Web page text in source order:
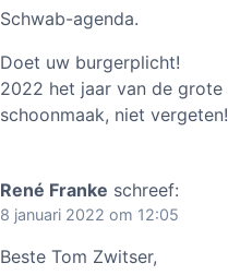
Schwab-agenda.
Doet uw burgerplicht!
2022 het jaar van de grote
schoonmaak, niet vergeten!
René Franke schreef:
8 januari 2022 om 12:05
Beste Tom Zwitser,